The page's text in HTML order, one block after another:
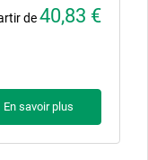
de40,83 €
En savoir plus